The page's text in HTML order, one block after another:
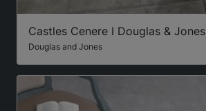
Castles Cenere I Douglas & Jones
Douglas and Jones